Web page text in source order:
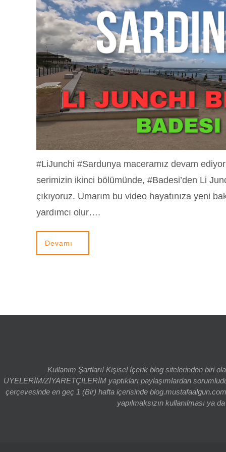
#LiJunchi #Sardunya maceramız devam
serimizin ikinci bölümünde, #Badesi’den Li
çıkıyoruz. Umarım bu video hayatınıza yeni
yardımcı olur….
Devamı
Kullanım Şartları! Kişisel İçerik blog sitelerinden biri
ÜYELERİM/ZİYARETÇİLERİM yaptıkları paylaşımlardan
çerçevesinde en geç 1 (Bir) hafta içerisinde
yapılmaksızın kullanılması ya